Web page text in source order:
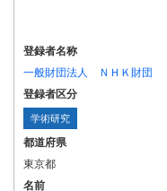
登録者名称
一般財団法人 ＮＨＫ財団
登録者区分
学術研究
都道府県
東京都
名前